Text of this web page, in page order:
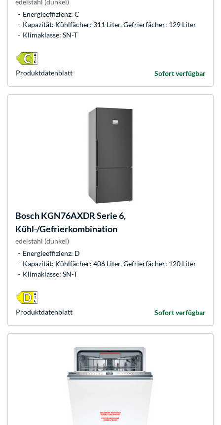
edelstahl (dunkel)
Energieeffizienz: C
Kapazität: Kühlfächer: 311 Liter, Gefrierfächer: 129 Liter
Klimaklasse: SN-T
Sofort verfügbar
Produkt­datenblatt
BoschKGN76AXDR Serie 6,
Kühl-/Gefrierkombination
edelstahl (dunkel)
Energieeffizienz: D
Kapazität: Kühlfächer: 406 Liter, Gefrierfächer: 120 Liter
Klimaklasse: SN-T
Sofort verfügbar
Produkt­datenblatt